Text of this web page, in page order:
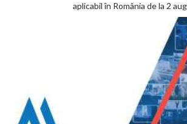
aplicabil în România de la 2